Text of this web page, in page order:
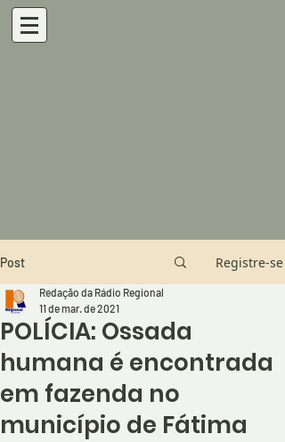
Post Registre-se
POLÍCIA: Ossada
humana é encontrada
em fazenda no
município de Fátima
Redação da Rádio Regional
11 de mar. de 2021